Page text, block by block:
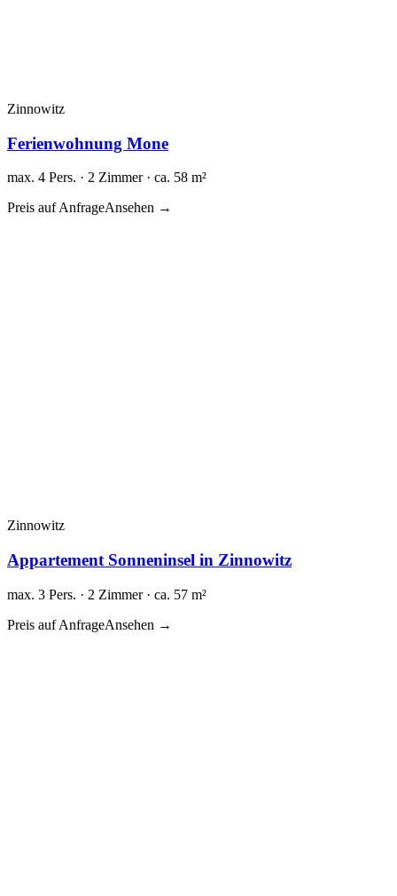
Zinnowitz
Ferienwohnung Mone
max. 4 Pers. · 2 Zimmer · ca. 58 m²
Preis auf AnfrageAnsehen →
Zinnowitz
Appartement Sonneninsel in Zinnowitz
max. 3 Pers. · 2 Zimmer · ca. 57 m²
Preis auf AnfrageAnsehen →